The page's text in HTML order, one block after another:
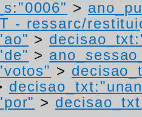
>
- ressarc/
>
>
>
>